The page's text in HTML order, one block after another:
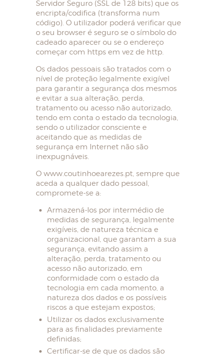
Servidor Seguro (SSL de 128 bits) que os
encripta/codifica (transforma num
código). O utilizador poderá verificar que
o seu browser é seguro se o símbolo do
cadeado aparecer ou se o endereço
começar com https em vez de http.
Os dados pessoais são tratados com o
nível de proteção legalmente exigível
para garantir a segurança dos mesmos
e evitar a sua alteração, perda,
tratamento ou acesso não autorizado,
tendo em conta o estado da tecnologia,
sendo o utilizador consciente e
aceitando que as medidas de
segurança em Internet não são
inexpugnáveis.
O www.coutinhoearezes.pt, sempre que
aceda a qualquer dado pessoal,
compromete-se a:
Armazená-los por intermédio de
medidas de segurança, legalmente
exigíveis, de natureza técnica e
organizacional, que garantam a sua
segurança, evitando assim a
alteração, perda, tratamento ou
acesso não autorizado, em
conformidade com o estado da
tecnologia em cada momento, a
natureza dos dados e os possíveis
riscos a que estejam expostos;
Utilizar os dados exclusivamente
para as finalidades previamente
definidas;
Certificar-se de que os dados são